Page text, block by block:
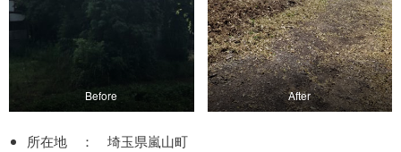
Before After
所在地 ： 埼玉県嵐山町